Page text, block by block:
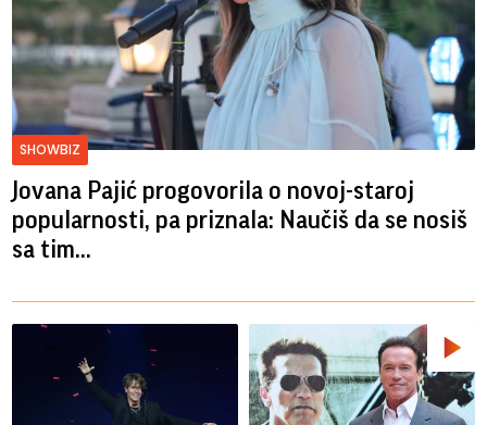
SHOWBIZ
Jovana Pajić progovorila o novoj-staroj
popularnosti, pa priznala: Naučiš da se nosiš
sa tim...